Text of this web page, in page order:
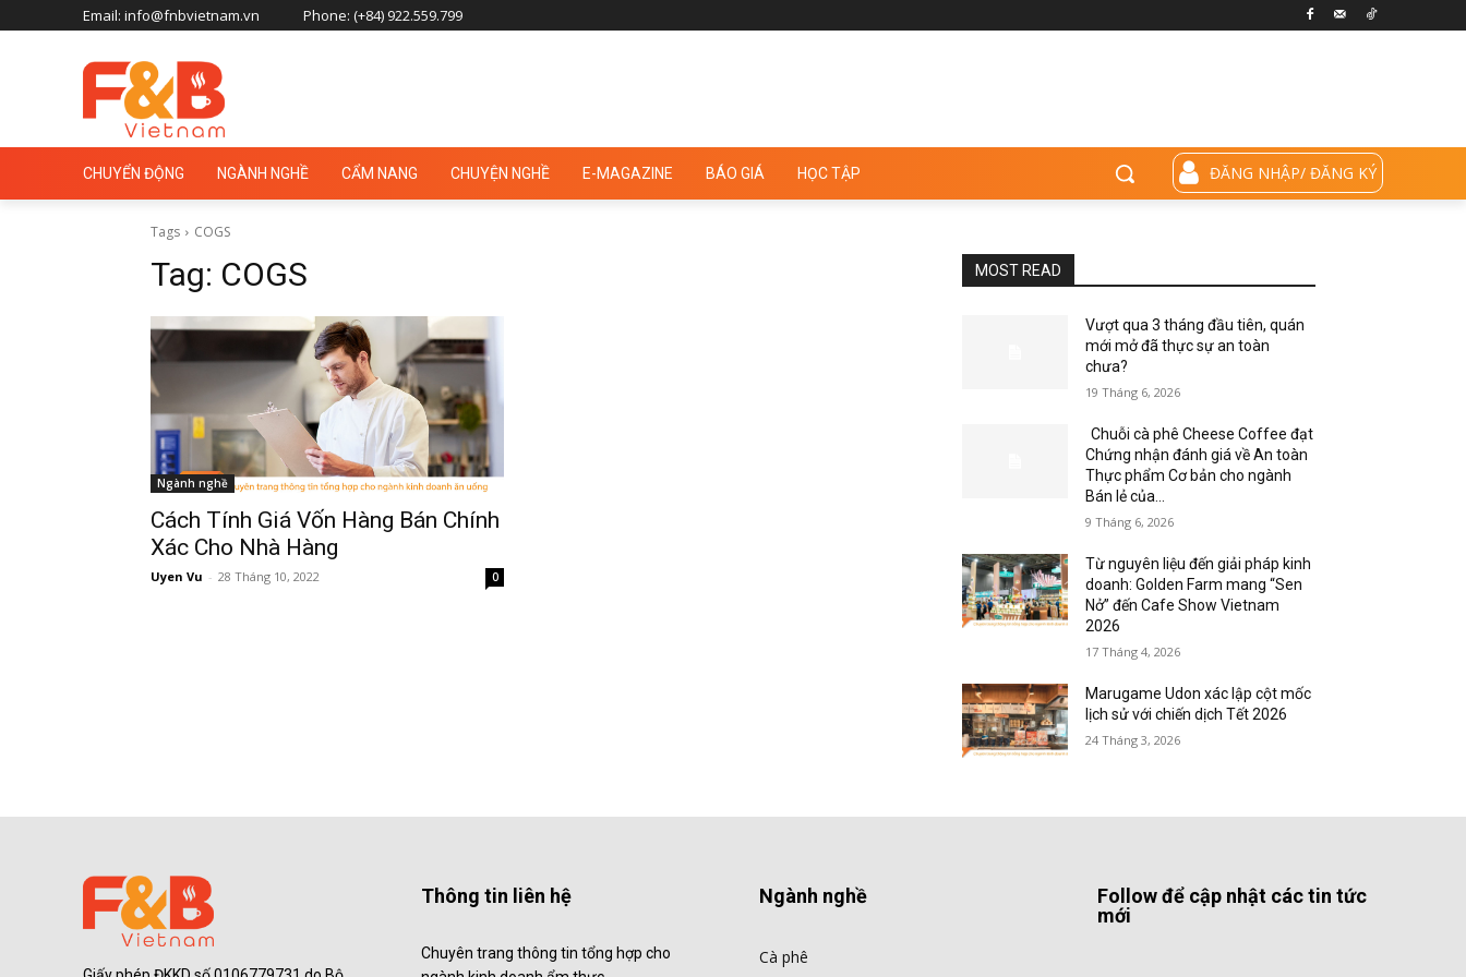
Email: info@fnbvietnam.vn Phone: (+84) 922.559.799
CHUYỂN ĐỘNG NGÀNH NGHỀ CẨM NANG CHUYỆN NGHỀ E-MAGAZINE BÁO GIÁ HỌC TẬP ĐĂNG NHẬP/ ĐĂNG KÝ
Tags COGS
Tag: COGS
Ngành nghề
Cách Tính Giá Vốn Hàng Bán Chính
Xác Cho Nhà Hàng
Uyen Vu - 28 Tháng 10, 2022 0
MOST READ
Vượt qua 3 tháng đầu tiên, quán
mới mở đã thực sự an toàn
chưa?
19 Tháng 6, 2026
Chuỗi cà phê Cheese Coffee đạt
Chứng nhận đánh giá về An toàn
Thực phẩm Cơ bản cho ngành
Bán lẻ của...
9 Tháng 6, 2026
Từ nguyên liệu đến giải pháp kinh
doanh: Golden Farm mang “Sen
Nở” đến Cafe Show Vietnam
2026
17 Tháng 4, 2026
Marugame Udon xác lập cột mốc
lịch sử với chiến dịch Tết 2026
24 Tháng 3, 2026
Thông tin liên hệ
Chuyên trang thông tin tổng hợp cho
Ngành nghề
Cà phê
Follow để cập nhật các tin tức
mới